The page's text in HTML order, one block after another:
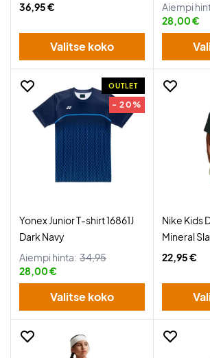
36,95 €
Valitse koko
Aiempi
28,00 €
OUTLET
- 20%
Yonex Junior T-shirt 16861J
Dark Navy
Aiempi hinta: 34,95
28,00 €
Valitse koko
Nike Kids
Mineral
22,95 €